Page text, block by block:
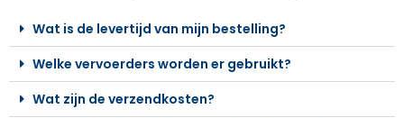
Wat is de levertijd van mijn bestelling?
Welke vervoerders worden er gebruikt?
Wat zijn de verzendkosten?